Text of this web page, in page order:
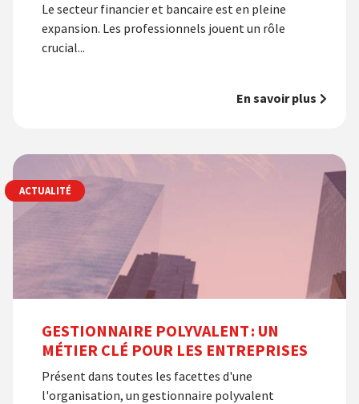
Le secteur financier et bancaire est en pleine
expansion. Les professionnels jouent un rôle
crucial...
En savoir plus
GESTIONNAIRE POLYVALENT : UN
MÉTIER CLÉ POUR LES ENTREPRISES
Présent dans toutes les facettes d'une
l'organisation, un gestionnaire polyvalent
ACTUALITÉ